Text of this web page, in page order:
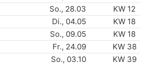
So., 28.03
KW 12
Di., 04.05
KW 18
So., 09.05
KW 18
Fr., 24.09
KW 38
So., 03.10
KW 39